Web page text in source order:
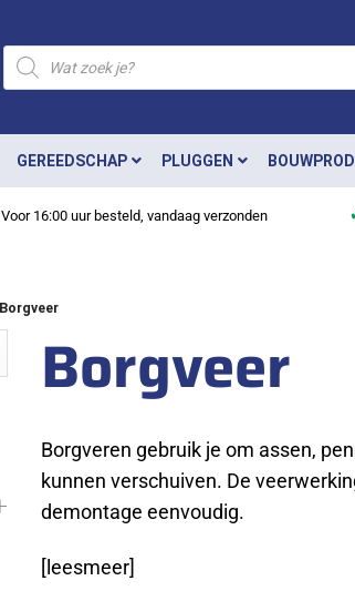
Producten
zoeken
GEREEDSCHAP PLUGGEN
Voor 16:00 uur besteld, vandaag verzonden
Borgveer
Borgveer
Borgveren gebruik je om assen,
kunnen verschuiven. De
demontage eenvoudig.
[leesmeer]